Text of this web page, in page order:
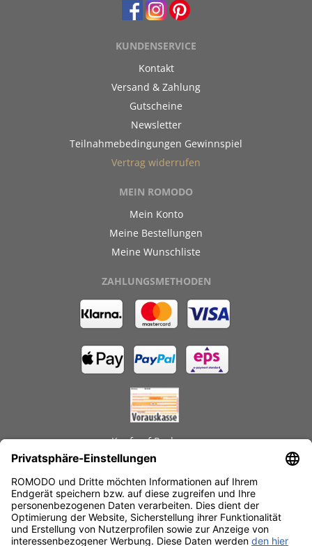
KUNDENSERVICE
Kontakt
Versand & Zahlung
Gutscheine
Newsletter
Teilnahmebedingungen Gewinnspiel
Vertrag widerrufen
MEIN ROMODO
Mein Konto
Meine Bestellungen
Meine Wunschliste
ZAHLUNGSMETHODEN
Kauf auf Rechnung
Schnelle Lieferzeiten
Käuferschutz
Datenschutz